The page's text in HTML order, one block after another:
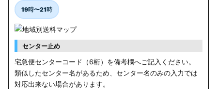
19時〜21時
センター止め
宅急便センターコード（6桁）を備考欄へご記入ください。
類似したセンター名があるため、センター名のみの入力では
対応出来ない場合があります。